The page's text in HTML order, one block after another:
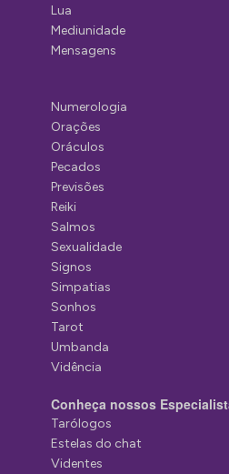
Lua
Mediunidade
Mensagens
Numerologia
Orações
Oráculos
Pecados
Previsões
Reiki
Salmos
Sexualidade
Signos
Simpatias
Sonhos
Tarot
Umbanda
Vidência
Conheça nossos
Tarólogos
Estelas do chat
Videntes